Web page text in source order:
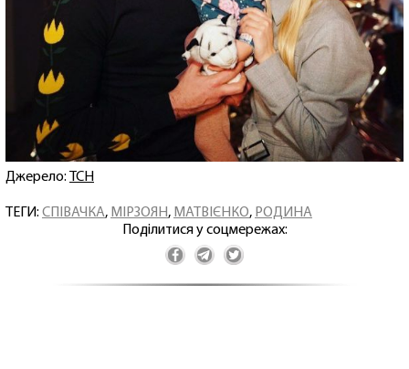
Джерело: ТСН
ТЕГИ: СПІВАЧКА, МІРЗОЯН, МАТВІЄНКО, РОДИНА
Поділитися у соцмережах: